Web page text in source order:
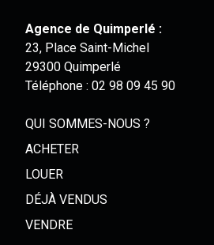
Agence de Quimperlé :
23, Place Saint-Michel
29300 Quimperlé
Téléphone : 02 98 09 45 90
QUI SOMMES-NOUS ?
ACHETER
LOUER
DÉJÀ VENDUS
VENDRE